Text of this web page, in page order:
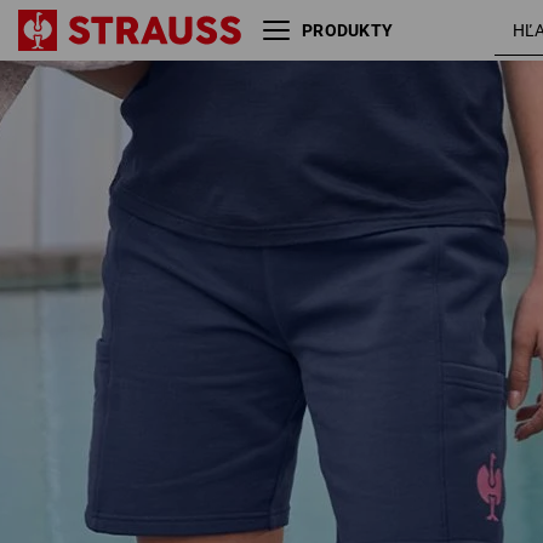
PRODUKTY
Teplákové šortky light
e.s.trail, dámske
/ ružová